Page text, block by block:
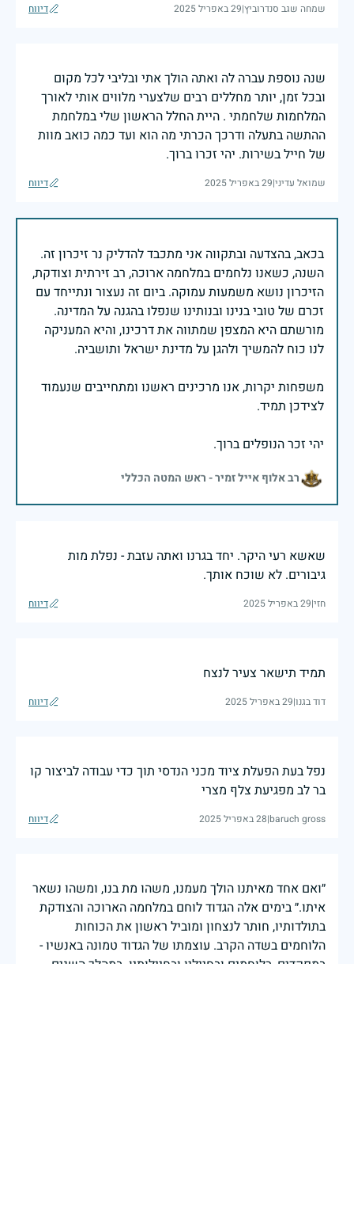
שמחה שגב סנדרוביץ|29 באפריל 2025 דיווח
שנה נוספת עברה לה ואתה הולך אתי ובליבי לכל מקום
ובכל זמן, יותר מחללים רבים שלצערי מלווים אותי לאורך
המלחמות שלחמתי . היית החלל הראשון שלי במלחמת
ההתשה בתעלה ודרכך הכרתי מה הוא ועד כמה כואב מוות
של חייל בשירות. יהי זכרו ברוך.
שמואל עדיני|29 באפריל 2025 דיווח
בכאב, בהצדעה ובתקווה אני מתכבד להדליק נר זיכרון זה.
השנה, כשאנו נלחמים במלחמה ארוכה, רב זירתית וצודקת,
הזיכרון נושא משמעות עמוקה. ביום זה נעצור ונתייחד עם
זכרם של טובי בנינו ובנותינו שנפלו בהגנה על המדינה.
מורשתם היא המצפן שמתווה את דרכינו, והיא המעניקה
משפחות יקרות, אנו מרכינים ראשנו ומתחייבים שנעמוד
יהי זכר הנופלים ברוך.
רב אלוף אייל זמיר - ראש המטה הכללי
שאשא רעי היקר. יחד בגרנו ואתה עזבת - נפלת מות
גיבורים. לא שוכח אותך.
חזי|29 באפריל 2025 דיווח
תמיד תישאר צעיר לנצח
דוד בגנו|29 באפריל 2025 דיווח
נפל בעת הפעלת ציוד מכני הנדסי תוך כדי עבודה לביצור קו
בר לב מפגיעת צלף מצרי
baruch gross
|28 באפריל 2025 דיווח
״ואם אחד מאיתנו הולך מעמנו, משהו מת בנו, ומשהו נשאר
איתו.״ בימים אלה הגדוד לוחם במלחמה הארוכה והצודקת
בתולדותיו, חותר לנצחון ומוביל ראשון את הכוחות
הלוחמים בשדה הקרב. עוצמתו של הגדוד טמונה באנשיו -
במפקדים, בלוחמים ובחייליו ובחיילותיו. במהלך השנים